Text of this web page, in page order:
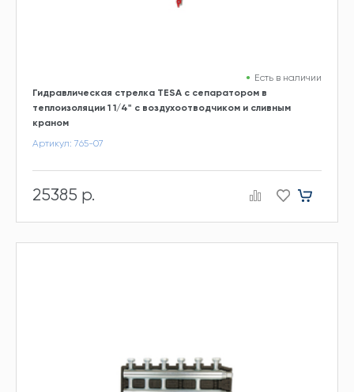
Есть в наличии
Гидравлическая стрелка TESA с сепаратором в
теплоизоляции 1 1/4" с воздухоотводчиком и сливным
краном
Артикул: 765-07
25385 р.